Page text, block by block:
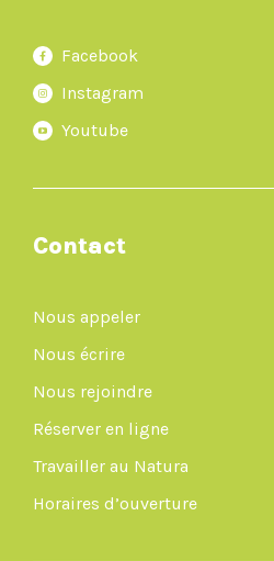
Facebook
Instagram
Youtube
Contact
Nous appeler
Nous écrire
Nous rejoindre
Réserver en ligne
Travailler au Natura
Horaires d’ouverture